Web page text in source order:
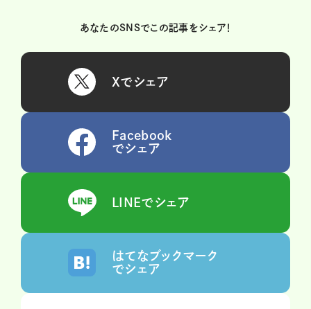
あなたのSNSでこの記事をシェア！
Xでシェア
Facebook
でシェア
LINEでシェア
はてなブックマーク
でシェア